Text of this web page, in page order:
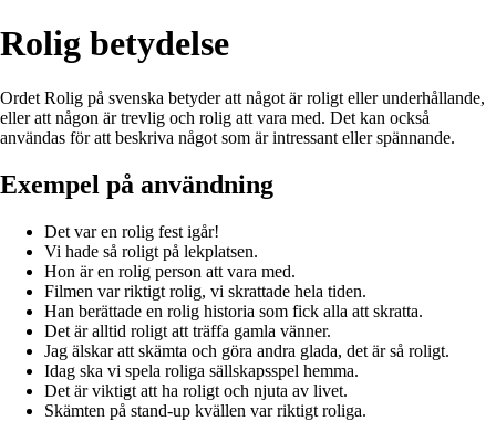
Rolig betydelse
Ordet Rolig på svenska betyder att något är roligt eller underhållande,
eller att någon är trevlig och rolig att vara med. Det kan också
användas för att beskriva något som är intressant eller spännande.
Exempel på användning
Det var en rolig fest igår!
Vi hade så roligt på lekplatsen.
Hon är en rolig person att vara med.
Filmen var riktigt rolig, vi skrattade hela tiden.
Han berättade en rolig historia som fick alla att skratta.
Det är alltid roligt att träffa gamla vänner.
Jag älskar att skämta och göra andra glada, det är så roligt.
Idag ska vi spela roliga sällskapsspel hemma.
Det är viktigt att ha roligt och njuta av livet.
Skämten på stand-up kvällen var riktigt roliga.